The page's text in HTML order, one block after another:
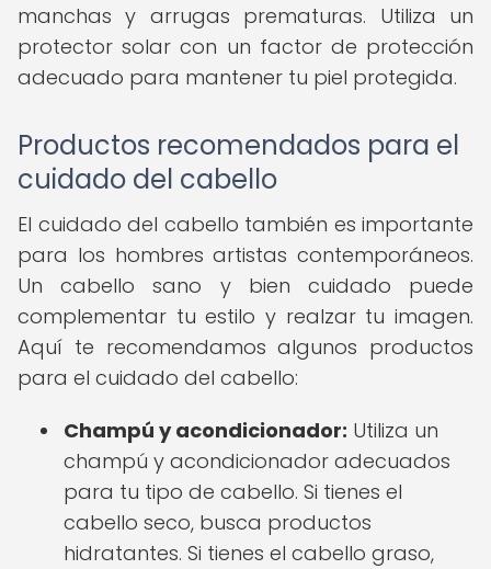
manchas y arrugas prematuras. Utiliza un
protector solar con un factor de protección
adecuado para mantener tu piel protegida.
Productos recomendados para el
cuidado del cabello
El cuidado del cabello también es importante
para los hombres artistas contemporáneos.
Un cabello sano y bien cuidado puede
complementar tu estilo y realzar tu imagen.
Aquí te recomendamos algunos productos
para el cuidado del cabello:
Champú y acondicionador: Utiliza un
champú y acondicionador adecuados
para tu tipo de cabello. Si tienes el
cabello seco, busca productos
hidratantes. Si tienes el cabello graso,